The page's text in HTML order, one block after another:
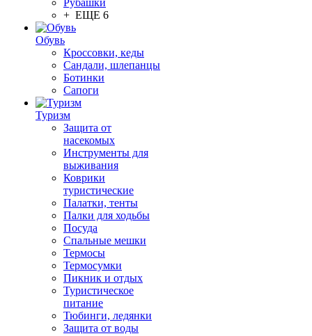
Рубашки
+ ЕЩЕ 6
Обувь
Кроссовки, кеды
Сандали, шлепанцы
Ботинки
Сапоги
Туризм
Защита от
насекомых
Инструменты для
выживания
Коврики
туристические
Палатки, тенты
Палки для ходьбы
Посуда
Спальные мешки
Термосы
Термосумки
Пикник и отдых
Туристическое
питание
Тюбинги, ледянки
Защита от воды